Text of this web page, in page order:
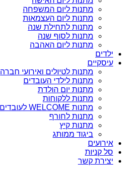
מתנות ליום המשפחה
מתנות ליום העצמאות
מתנות לתחילת שנה
מתנות לסוף שנה
מתנות ליום האהבה
ילדים
עיסקיים
מתנות לטיולים ואירועי חברה
מתנות לילדי העובדים
מתנות יום הולדת
מתנות ללקוחות
מתנות WELCOME לעובדים
מתנות לחורף
מתנות קיץ
ביגוד ממותג
אירועים
סל קניות
יצירת קשר